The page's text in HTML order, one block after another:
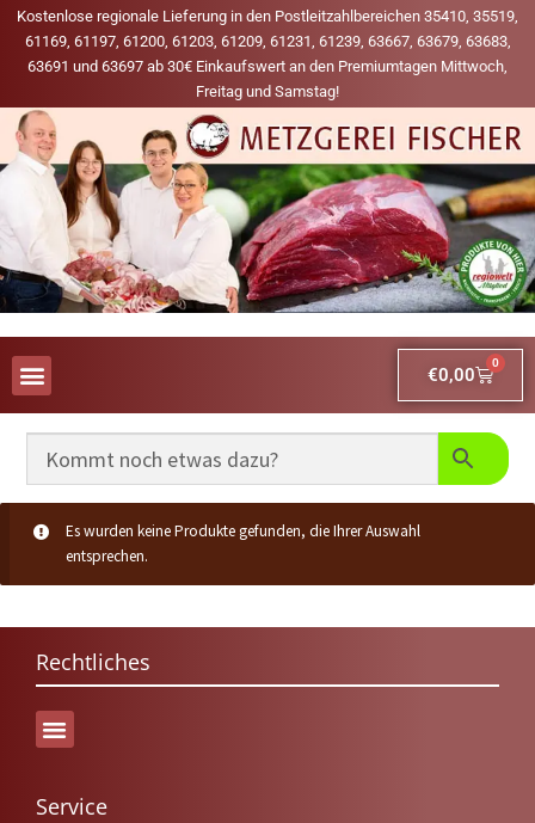
Kostenlose regionale Lieferung in den Postleitzahlbereichen 35410, 35519,
61169, 61197, 61200, 61203, 61209, 61231, 61239, 63667, 63679, 63683,
63691 und 63697 ab 30€ Einkaufswert an den Premiumtagen Mittwoch,
Freitag und Samstag!
€0,00
0
Es wurden keine Produkte gefunden, die Ihrer Auswahl
entsprechen.
Rechtliches
Service